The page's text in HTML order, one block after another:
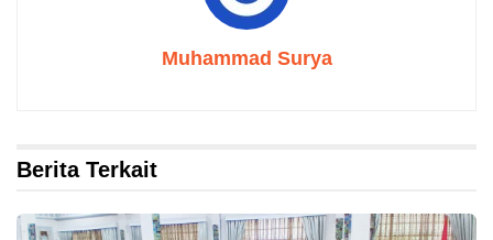
Muhammad Surya
Berita Terkait